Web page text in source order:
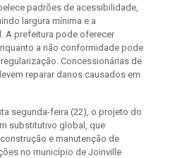
padrões de acessibilidade,
largura mínima e a
A prefeitura pode oferecer
a não conformidade pode
Concessionárias de
reparar danos causados em
segunda-feira (22), o projeto do
substitutivo global, que
e manutenção de
no município de Joinville